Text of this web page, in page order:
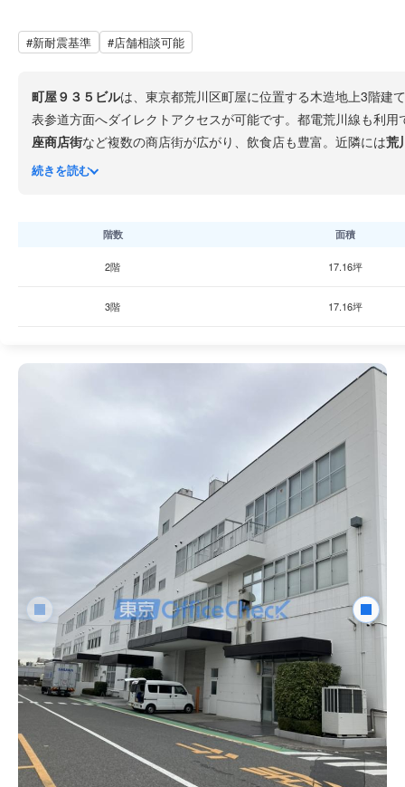
#新耐震基準 #店舗相談可能
町屋９３５ビルは、東京都荒川区町屋に位置する木造地上3階建
表参道方面へダイレクトアクセスが可能です。都電荒川線も利
座商店街など複数の商店街が広がり、飲食店も豊富。近隣には荒
す。
続きを読む
階数 面積
2階 17.16坪
3階 17.16坪